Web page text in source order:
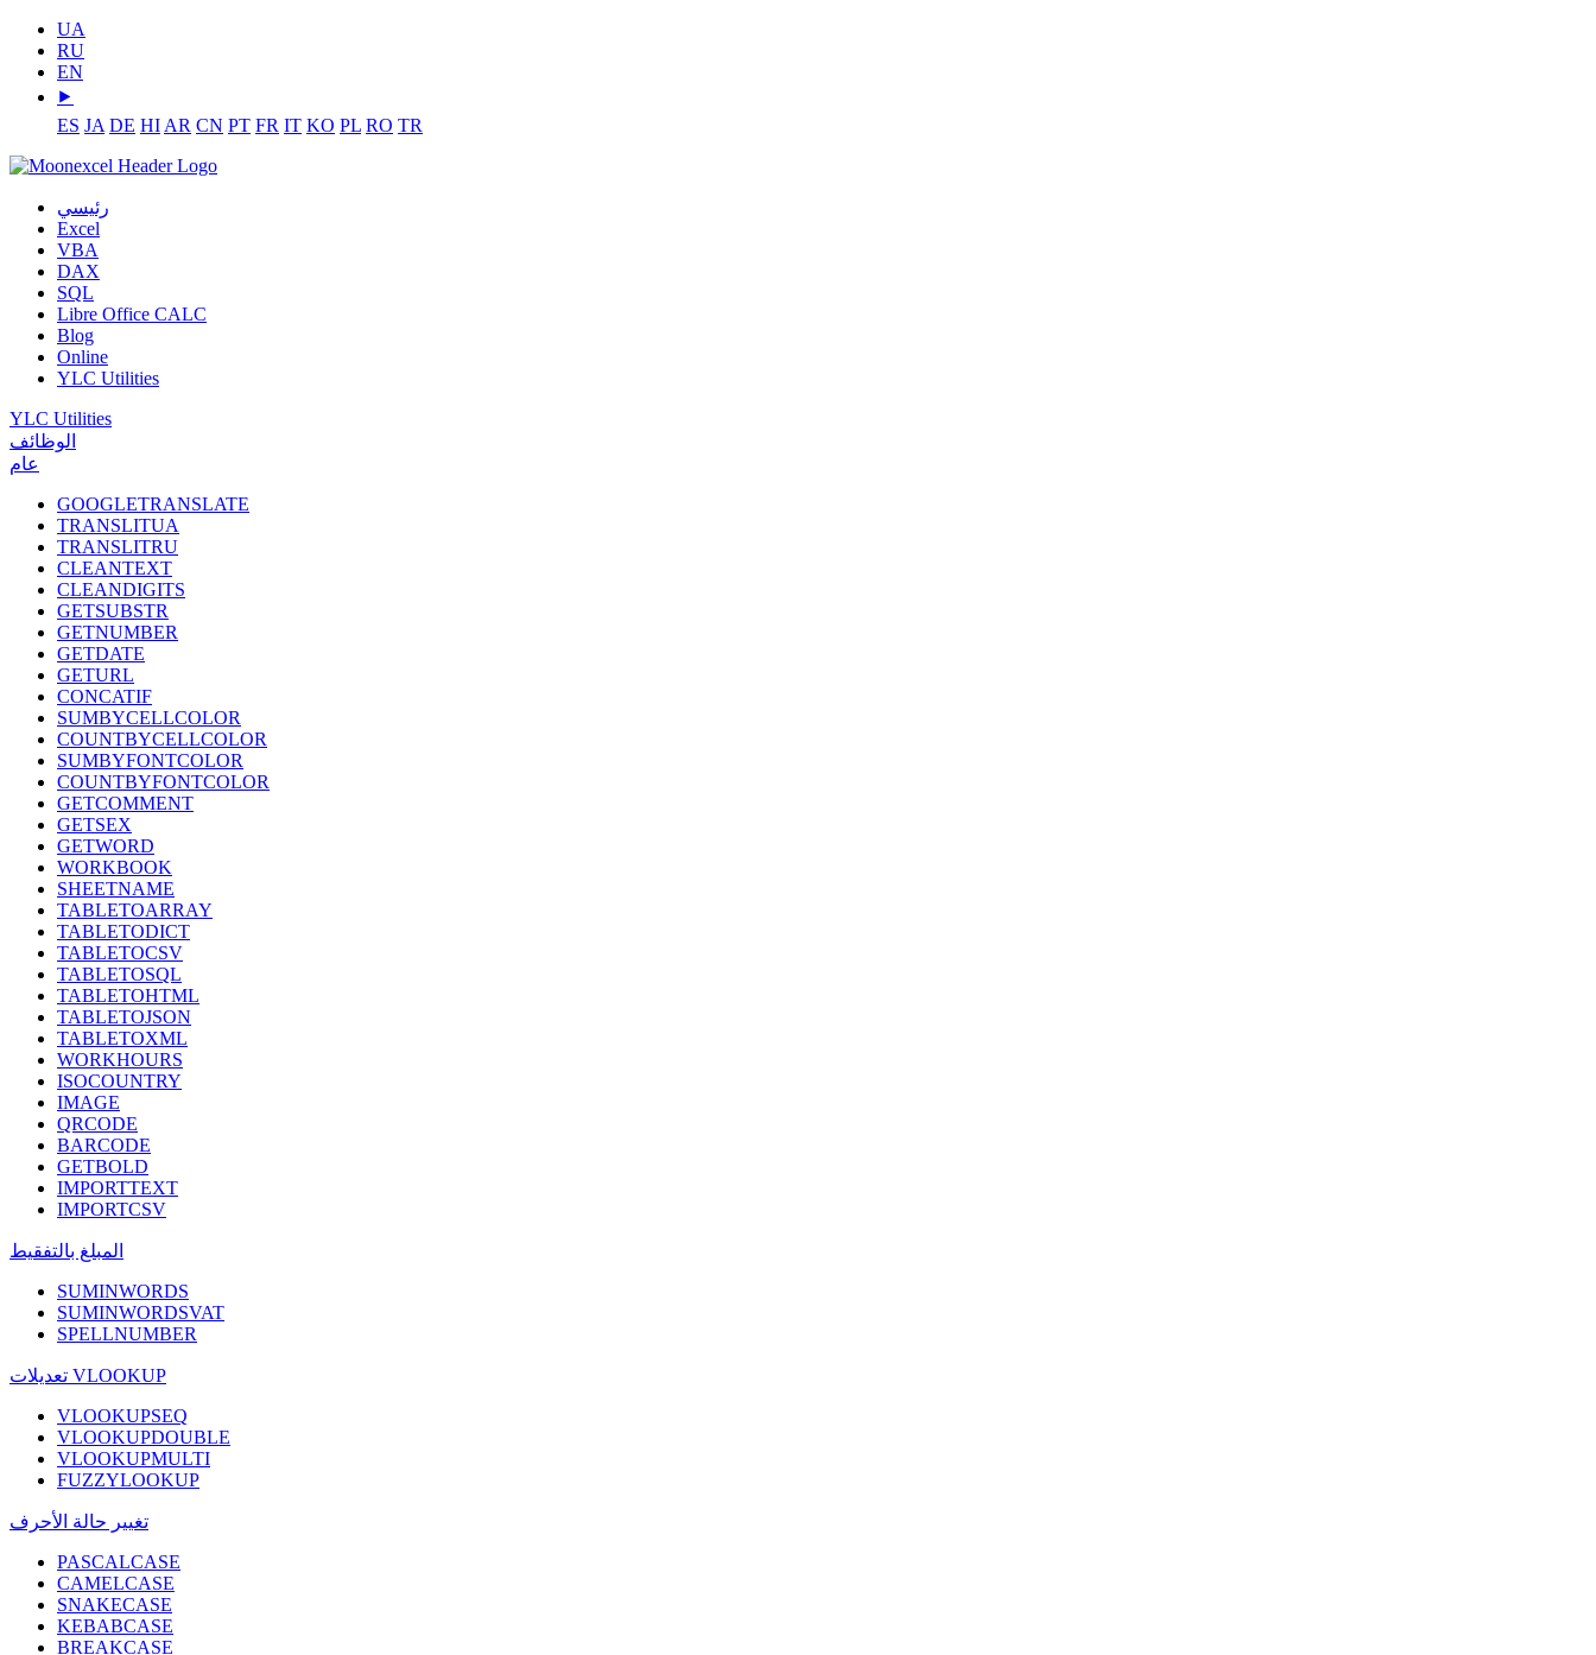
UA
RU
EN
⯈
ES JA DE HI AR CN PT FR IT KO PL RO TR
رئيسي
Excel
VBA
DAX
SQL
Libre Office CALC
Blog
Online
YLC Utilities
YLC Utilities
الوظائف
عام
GOOGLETRANSLATE
TRANSLITUA
TRANSLITRU
CLEANTEXT
CLEANDIGITS
GETSUBSTR
GETNUMBER
GETDATE
GETURL
CONCATIF
SUMBYCELLCOLOR
COUNTBYCELLCOLOR
SUMBYFONTCOLOR
COUNTBYFONTCOLOR
GETCOMMENT
GETSEX
GETWORD
WORKBOOK
SHEETNAME
TABLETOARRAY
TABLETODICT
TABLETOCSV
TABLETOSQL
TABLETOHTML
TABLETOJSON
TABLETOXML
WORKHOURS
ISOCOUNTRY
IMAGE
QRCODE
BARCODE
GETBOLD
IMPORTTEXT
IMPORTCSV
المبلغ بالتفقيط
SUMINWORDS
SUMINWORDSVAT
SPELLNUMBER
تعديلات VLOOKUP
VLOOKUPSEQ
VLOOKUPDOUBLE
VLOOKUPMULTI
FUZZYLOOKUP
تغيير حالة الأحرف
PASCALCASE
CAMELCASE
SNAKECASE
KEBABCASE
BREAKCASE